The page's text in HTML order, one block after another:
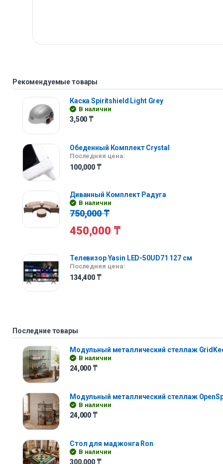
Рекомендуемые товары
Каска Spiritshield Light Grey
В наличии
3,500 ₸
Обеденный Комплект Crystal
Последняя цена:
100,000 ₸
Диванный Комплект Радуга
В наличии
750,000₸
450,000 ₸
Телевизор Yasin LED-50UD71 127 см
Последняя цена:
134,400 ₸
Последние товары
Модульный металлический стеллаж
В наличии
24,000 ₸
Модульный металлический стеллаж
В наличии
24,000 ₸
Стол для маджонга Ron
В наличии
300,000 ₸